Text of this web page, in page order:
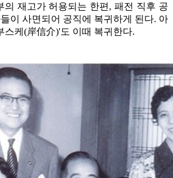
의 재고가 허용되는 한편, 패전 직후 공
이 사면되어 공직에 복귀하게 된다. 아
스케(岸信介)'도 이때 복귀한다.